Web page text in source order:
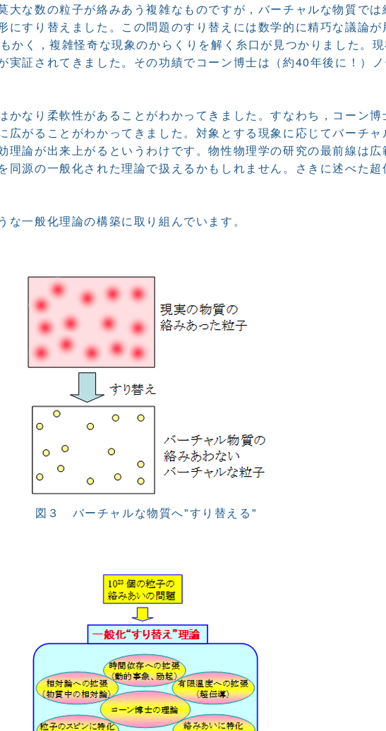
大な数の粒子が絡みあう複雑なものですが，バーチャルな物質で
にすり替えました。この問題のすり替えには数学的に精巧な議論
かく，複雑怪奇な現象のからくりを解く糸口が見つかりました。
実証されてきました。その功績でコーン博士は（約40年後に！）
かなり柔軟性があることがわかってきました。すなわち，コーン
広がることがわかってきました。対象とする現象に応じてバーチ
理論が出来上がるというわけです。物性物理学の研究の最前線は
同源の一般化された理論で扱えるかもしれません。さきに述べた
一般化理論の構築に取り組んでいます。
図３ バーチャルな物質へ"すり替える"